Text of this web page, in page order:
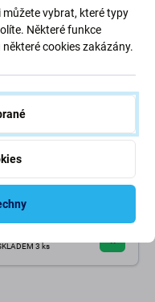
Displej pro iPad Air 11
2025), Dotykové sklo
Kč
3 ks
vybrat, které typy
Některé funkce
cookies zakázány.